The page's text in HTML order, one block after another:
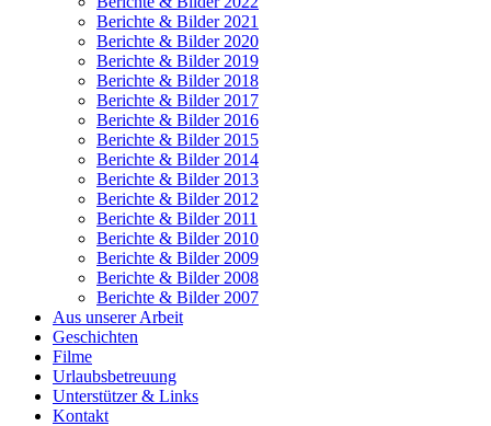
Berichte & Bilder 2021
Berichte & Bilder 2020
Berichte & Bilder 2019
Berichte & Bilder 2018
Berichte & Bilder 2017
Berichte & Bilder 2016
Berichte & Bilder 2015
Berichte & Bilder 2014
Berichte & Bilder 2013
Berichte & Bilder 2012
Berichte & Bilder 2011
Berichte & Bilder 2010
Berichte & Bilder 2009
Berichte & Bilder 2008
Berichte & Bilder 2007
Aus unserer Arbeit
Geschichten
Filme
Urlaubsbetreuung
Unterstützer & Links
Kontakt